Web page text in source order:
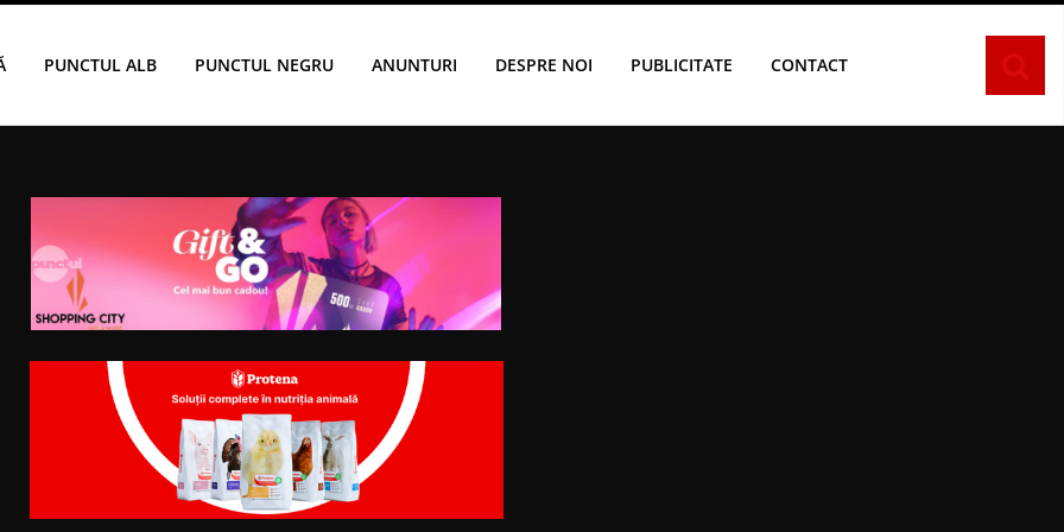
PUNCTUL ALB PUNCTUL NEGRU ANUNTURI DESPRE NOI PUBLICITATE CONTACT